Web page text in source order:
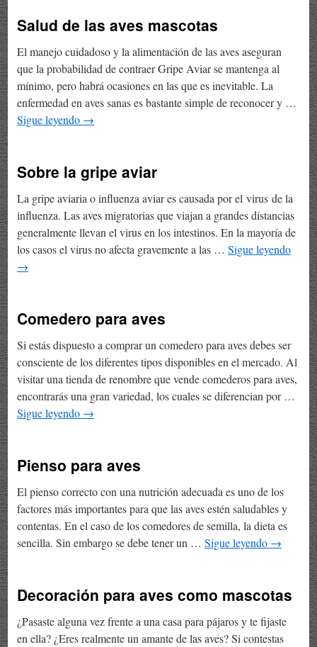
Salud de las aves mascotas
El manejo cuidadoso y la alimentación de las aves aseguran
que la probabilidad de contraer Gripe Aviar se mantenga al
mínimo, pero habrá ocasiones en las que es inevitable. La
enfermedad en aves sanas es bastante simple de reconocer y …
Sigue leyendo →
Sobre la gripe aviar
La gripe aviaria o influenza aviar es causada por el virus de la
influenza. Las aves migratorias que viajan a grandes distancias
generalmente llevan el virus en los intestinos. En la mayoría de
los casos el virus no afecta gravemente a las … Sigue leyendo
→
Comedero para aves
Si estás dispuesto a comprar un comedero para aves debes ser
consciente de los diferentes tipos disponibles en el mercado. Al
visitar una tienda de renombre que vende comederos para aves,
encontrarás una gran variedad, los cuales se diferencian por …
Sigue leyendo →
Pienso para aves
El pienso correcto con una nutrición adecuada es uno de los
factores más importantes para que las aves estén saludables y
contentas. En el caso de los comedores de semilla, la dieta es
sencilla. Sin embargo se debe tener un … Sigue leyendo →
Decoración para aves como mascotas
¿Pasaste alguna vez frente a una casa para pájaros y te fijaste
en ella? ¿Eres realmente un amante de las aves? Si contestas